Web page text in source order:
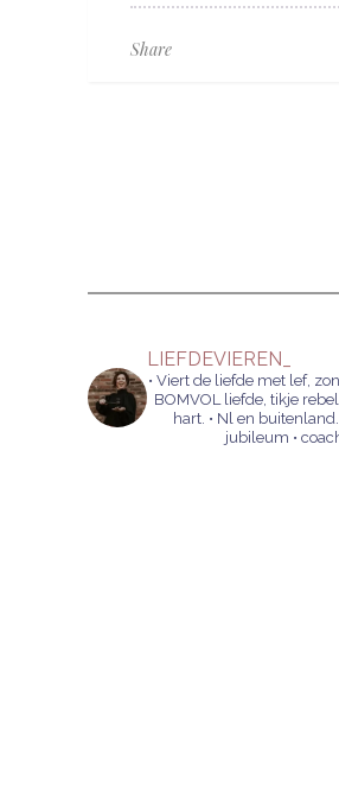
Share
LIEFDEVIEREN_
• Viert de liefde met lef,
BOMVOL liefde, tikje
hart. • Nl en buitenland.
jubileum •